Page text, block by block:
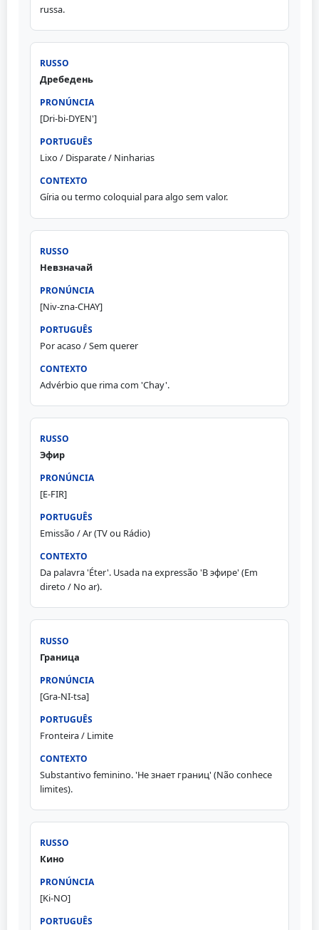
russa.
Дребедень
[Dri-bi-DYEN']
Lixo / Disparate / Ninharias
Gíria ou termo coloquial para algo sem valor.
Невзначай
[Niv-zna-CHAY]
Por acaso / Sem querer
Advérbio que rima com 'Chay'.
Эфир
[E-FIR]
Emissão / Ar (TV ou Rádio)
Da palavra 'Éter'. Usada na expressão 'В эфире' (Em
direto / No ar).
Граница
[Gra-NI-tsa]
Fronteira / Limite
Substantivo feminino. 'Не знает границ' (Não conhece
limites).
Кино
[Ki-NO]